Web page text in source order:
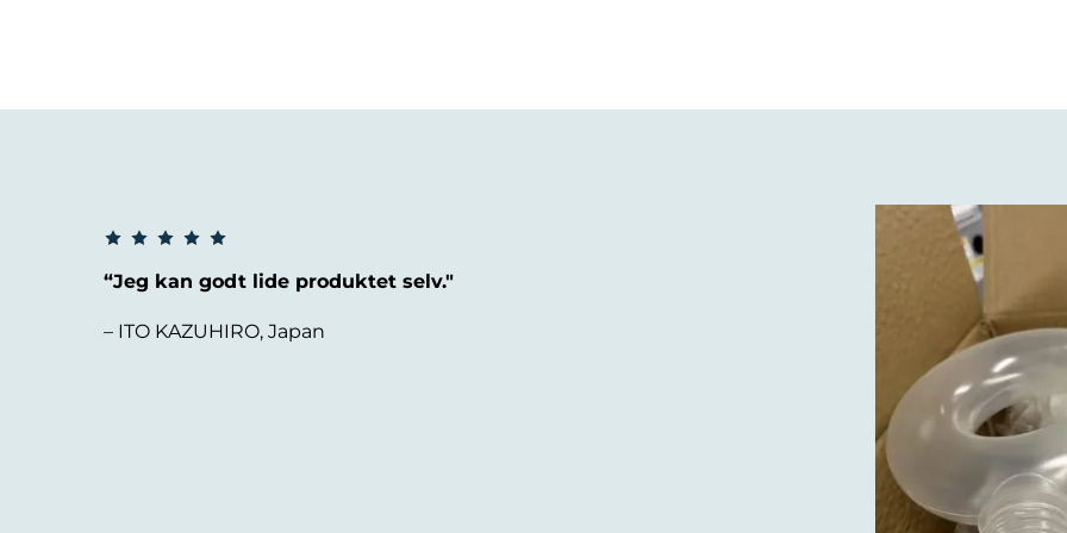
“Jeg kan godt lide produktet selv."
– ITO KAZUHIRO, Japan